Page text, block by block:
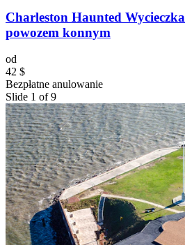
Charleston Haunted Wycieczka
powozem konnym
od
42 $
Bezpłatne anulowanie
Slide 1 of 9